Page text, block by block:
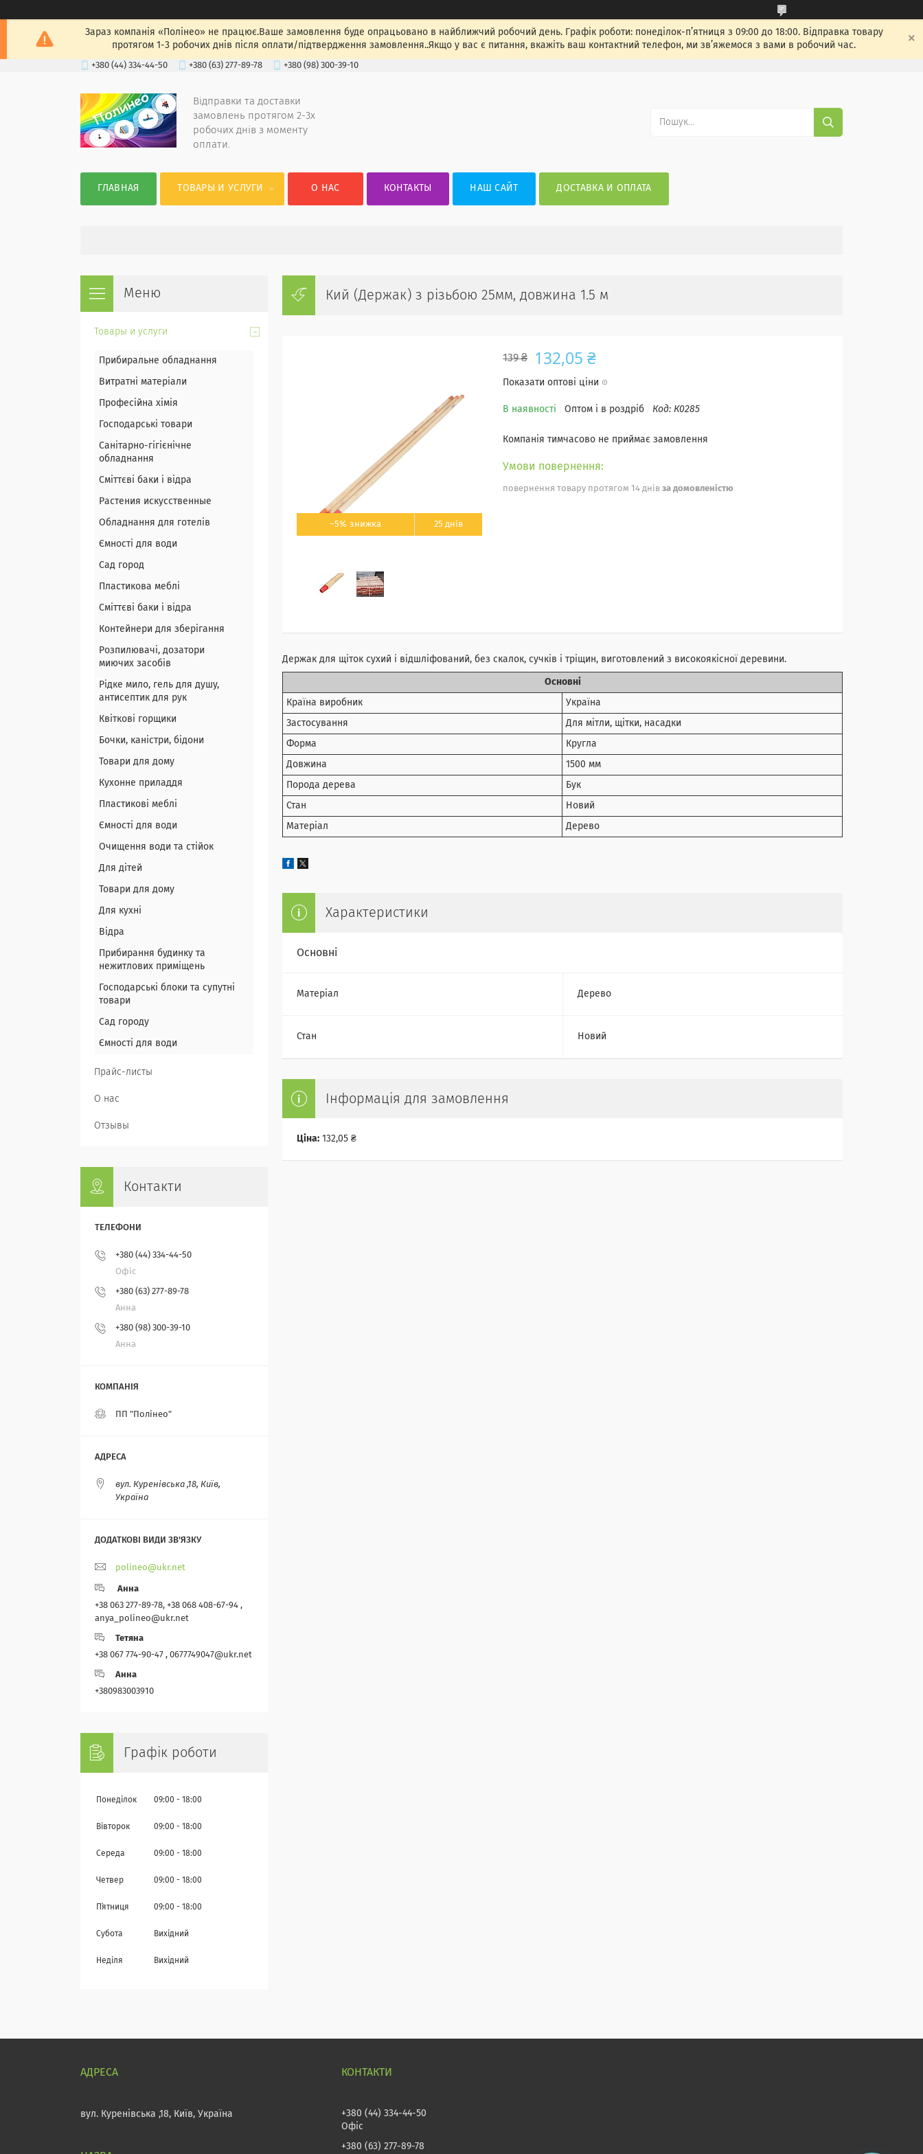
Зараз компанія «Полінео» не працює.Ваше замовлення буде опрацьовано в найближчий робочий день. Графік роботи: понеділок-п’ятниця з 09:00 до 18:00. Відправка товару
протягом 1-3 робочих днів після оплати/підтвердження замовлення..Якщо у вас є питання, вкажіть ваш контактний телефон, ми зв’яжемося з вами в робочий час.
+380 (44) 334-44-50 +380 (63) 277-89-78 +380 (98) 300-39-10
Відправки та доставки
замовлень протягом 2-3х
робочих днів з моменту
оплати.
ГЛАВНАЯ ТОВАРЫ И УСЛУГИ О НАС КОНТАКТЫ НАШ САЙТ ДОСТАВКА И ОПЛАТА
Кий (Держак) з різьбою 25мм, довжина 1.5 м
–5% 25 днів
139 ₴ 132,05 ₴
Показати оптові ціни
В наявності Оптом і в роздріб Код: К0285
Компанія тимчасово не приймає замовлення
повернення товару протягом 14 днів за домовленістю
Держак для щіток сухий і відшліфований, без скалок, сучків і тріщин, виготовлений з високоякісної деревини.
Основні
Країна виробник Україна
Застосування Для мітли, щітки, насадки
Форма Кругла
Довжина 1500 мм
Порода дерева Бук
Стан Новий
Матеріал Дерево
Характеристики
Основні
Матеріал Дерево
Стан Новий
Інформація для замовлення
Ціна: 132,05 ₴
Товары и услуги
Прибиральне обладнання
Витратні матеріали
Професійна хімія
Господарські товари
Санітарно-гігієнічне
обладнання
Сміттєві баки і відра
Растения искусственные
Обладнання для готелів
Ємності для води
Сад город
Пластикова меблі
Сміттєві баки і відра
Контейнери для зберігання
Розпилювачі, дозатори
миючих засобів
Рідке мило, гель для душу,
антисептик для рук
Квіткові горщики
Бочки, каністри, бідони
Товари для дому
Кухонне приладдя
Пластикові меблі
Ємності для води
Очищення води та стійок
Для дітей
Товари для дому
Для кухні
Відра
Прибирання будинку та
нежитлових приміщень
Господарські блоки та супутні
товари
Сад городу
Ємності для води
Прайс-листы
О нас
Отзывы
Контакти
+380 (44) 334-44-50
Офіс
+380 (63) 277-89-78
Анна
+380 (98) 300-39-10
Анна
ПП "Полінео"
вул. Куренівська ,18, Київ,
Україна
polineo@ukr.net
Анна
+38 063 277-89-78, +38 068 408-67-94 ,
anya_polineo@ukr.net
Тетяна
+38 067 774-90-47 , 0677749047@ukr.net
Анна
+380983003910
Графік роботи
Понеділок 09:00 18:00
Вівторок 09:00 18:00
Середа 09:00 18:00
Четвер 09:00 18:00
Пʼятниця 09:00 18:00
Субота Вихідний
Неділя Вихідний
вул. Куренівська ,18, Київ, Україна
+380 (44) 334-44-50
Офіс
+380 (63) 277-89-78